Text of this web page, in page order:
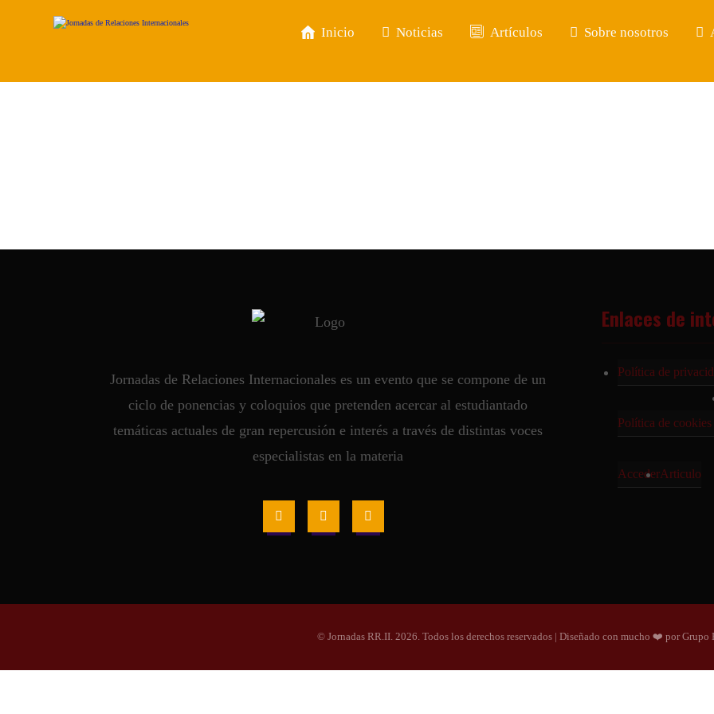
Inicio Noticias Artículos Sobre nosotros
Jornadas de Relaciones Internacionales es un evento que se compone de un
ciclo de ponencias y coloquios que pretenden acercar al estudiantado
temáticas actuales de gran repercusión e interés a través de distintas voces
especialistas en la materia
Enlaces de
Política de
Política de
AccederArticulo
© Jornadas RR.II. 2026. Todos los derechos reservados | Diseñado con mucho ❤️ por Grupo